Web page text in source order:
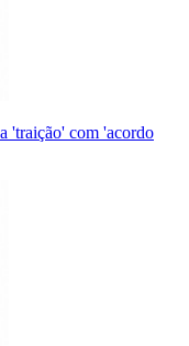
'traição' com 'acordo